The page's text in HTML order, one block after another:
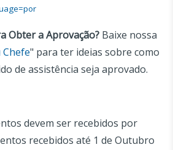
Obter a Aprovação? Baixe nossa
Chefe" para ter ideias sobre como
de assistência seja aprovado.
devem ser recebidos por
recebidos até 1 de Outubro